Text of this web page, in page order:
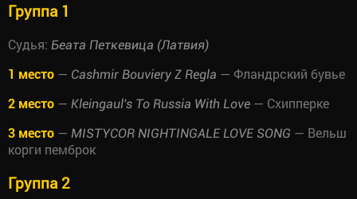
Группа 1
Судья: Беата Петкевица (Латвия)
1 место — Cashmir Bouviery Z Regla — Фландрский бувье
2 место — Kleingaul's To Russia With Love — Схипперке
3 место — MISTYCOR NIGHTINGALE LOVE SONG — Вельш
корги пемброк
Группа 2